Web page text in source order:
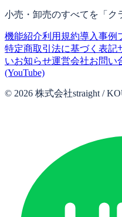
小売・卸売のすべてを「ク
機能紹介利用規約導入事例
特定商取引法に基づく表記
いお知らせ運営会社お問い
(YouTube)
© 2026 株式会社straight /